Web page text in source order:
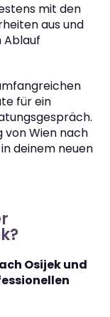
mit den
aus und
Ablauf
für ein
von Wien nach
deinem neuen
Osijek und